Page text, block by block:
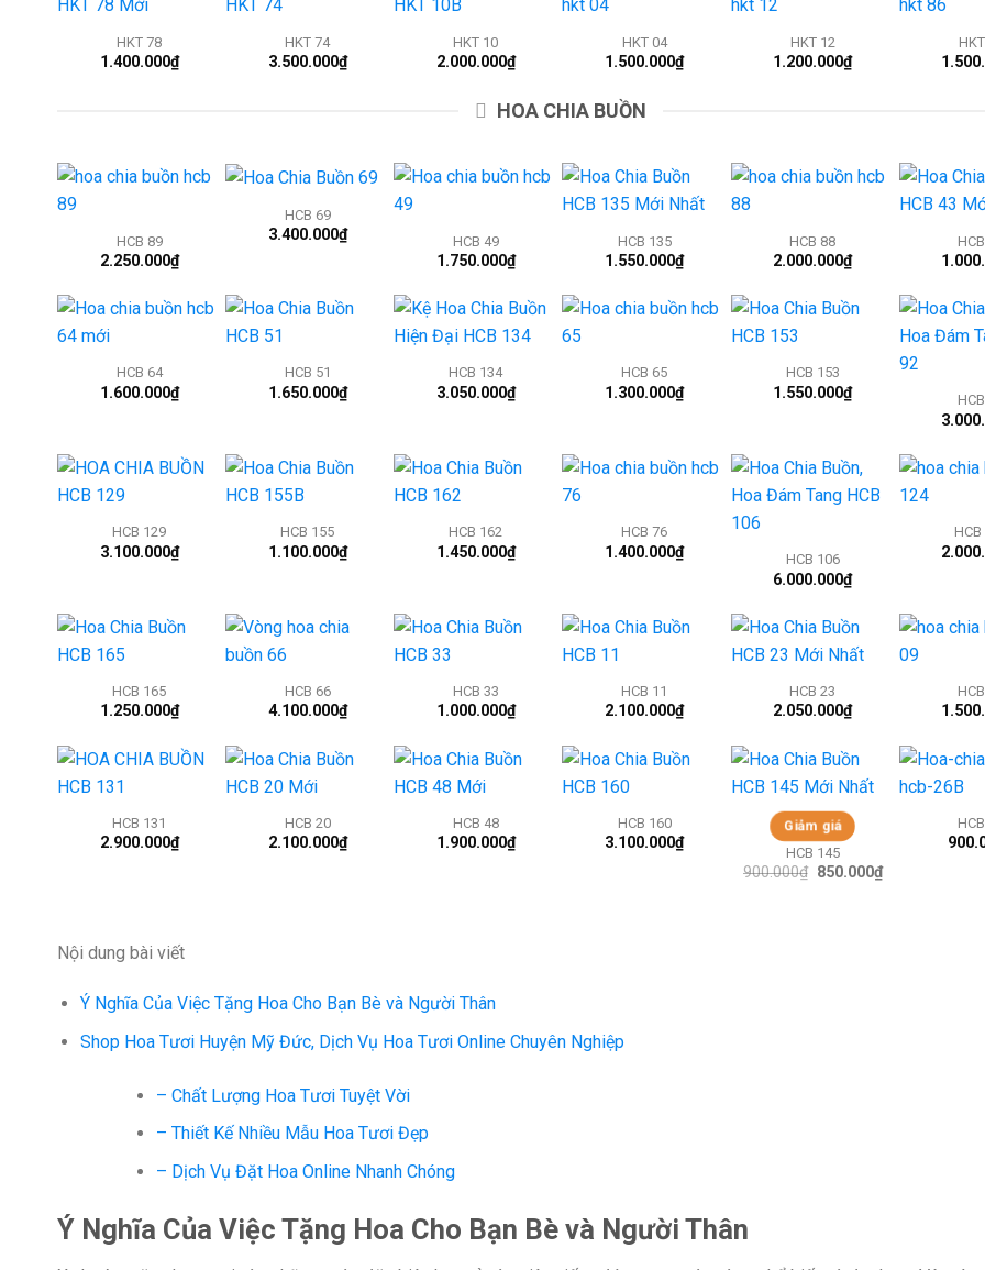
HKT 78
1.400.000₫
HKT 74
3.500.000₫
HKT 10
2.000.000₫
HKT 04
1.500.000₫
HKT 12
1.200.000₫
HOA CHIA BUỒN
HCB 89
2.250.000₫
+
HCB 69
3.400.000₫ HCB 49
1.750.000₫
+
HCB 135
1.550.000₫
HCB 88
2.000.000₫
+
HCB 64
1.600.000₫
+
HCB 51
1.650.000₫
HCB 134
3.050.000₫
HCB 65
1.300.000₫
+
HCB 153
1.550.000₫
+
HCB 129
3.100.000₫
+
HCB 155
1.100.000₫
+
HCB 162
1.450.000₫
HCB 76
1.400.000₫
+
HCB 106
6.000.000₫
+
+
HCB 165
1.250.000₫
HCB 66
4.100.000₫
+
HCB 33
1.000.000₫
+
HCB 11
2.100.000₫
+
HCB 23
2.050.000₫
+
HCB 131
2.900.000₫
+
HCB 20
2.100.000₫
+
HCB 48
1.900.000₫
+
HCB 160
3.100.000₫
+
Giảm giá
HCB 145
900.000₫ Giá
850.000₫Giá
Nội dung bài viết
Ý Nghĩa Của Việc Tặng Hoa Cho Bạn Bè và Người Thân
Shop Hoa Tươi Huyện Mỹ Đức, Dịch Vụ Hoa Tươi Online Chuyên Nghiệp
– Chất Lượng Hoa Tươi Tuyệt Vời
– Thiết Kế Nhiều Mẫu Hoa Tươi Đẹp
– Dịch Vụ Đặt Hoa Online Nhanh Chóng
Ý Nghĩa Của Việc Tặng Hoa Cho Bạn Bè và Người Thân